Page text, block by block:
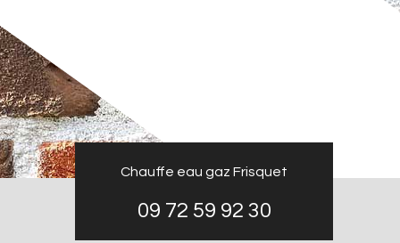
Chauffe eau gaz Frisquet
09 72 59 92 30